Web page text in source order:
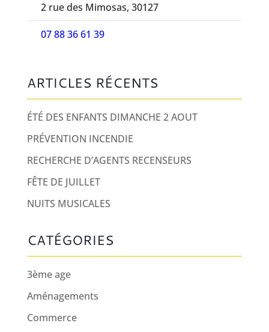
2 rue des Mimosas, 30127
07 88 36 61 39
ARTICLES RÉCENTS
ÉTÉ DES ENFANTS DIMANCHE 2 AOUT
PRÉVENTION INCENDIE
RECHERCHE D’AGENTS RECENSEURS
FÊTE DE JUILLET
NUITS MUSICALES
CATÉGORIES
3ème age
Aménagements
Commerce